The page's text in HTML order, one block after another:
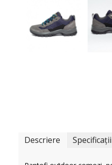
Descriere Specificații